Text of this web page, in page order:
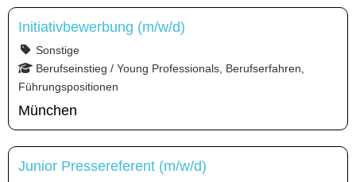
Initiativbewerbung (m/w/d)
Sonstige
Berufseinstieg / Young Professionals, Berufserfahren,
Führungspositionen
München
Junior Pressereferent (m/w/d)